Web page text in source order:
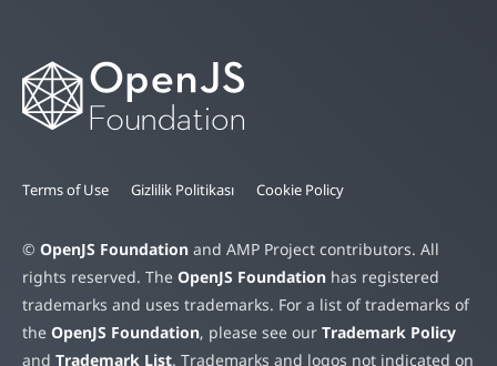
Terms of Use Gizlilik Politikası Cookie Policy
© OpenJS Foundation and AMP Project contributors. All
rights reserved. The OpenJS Foundation has registered
trademarks and uses trademarks. For a list of trademarks of
the OpenJS Foundation, please see our Trademark Policy
and Trademark List. Trademarks and logos not indicated on